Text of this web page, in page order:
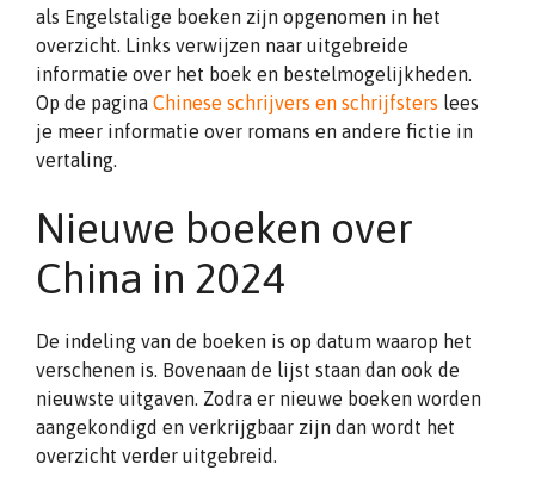
als Engelstalige boeken zijn opgenomen in het
overzicht. Links verwijzen naar uitgebreide
informatie over het boek en bestelmogelijkheden.
Op de pagina Chinese schrijvers en schrijfsters lees
je meer informatie over romans en andere fictie in
vertaling.
Nieuwe boeken over
China in 2024
De indeling van de boeken is op datum waarop het
verschenen is. Bovenaan de lijst staan dan ook de
nieuwste uitgaven. Zodra er nieuwe boeken worden
aangekondigd en verkrijgbaar zijn dan wordt het
overzicht verder uitgebreid.